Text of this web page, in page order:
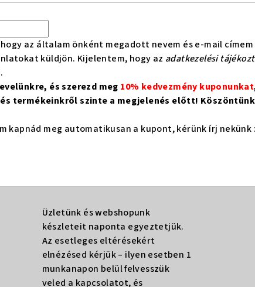
az általam önként megadott nevem és e-mail
küldjön. Kijelentem, hogy az adatkezelési
és szerezd meg 10% kedvezmény kuponunkat
termékeinkről szinte a megjelenés előtt!
kapnád meg automatikusan a kupont, kérünk írj nekünk
Üzletünk és webshopunk
készleteit naponta egyeztetjük.
Az esetleges eltérésekért
elnézésed kérjük – ilyen esetben 1
munkanapon belül felvesszük
veled a kapcsolatot, és